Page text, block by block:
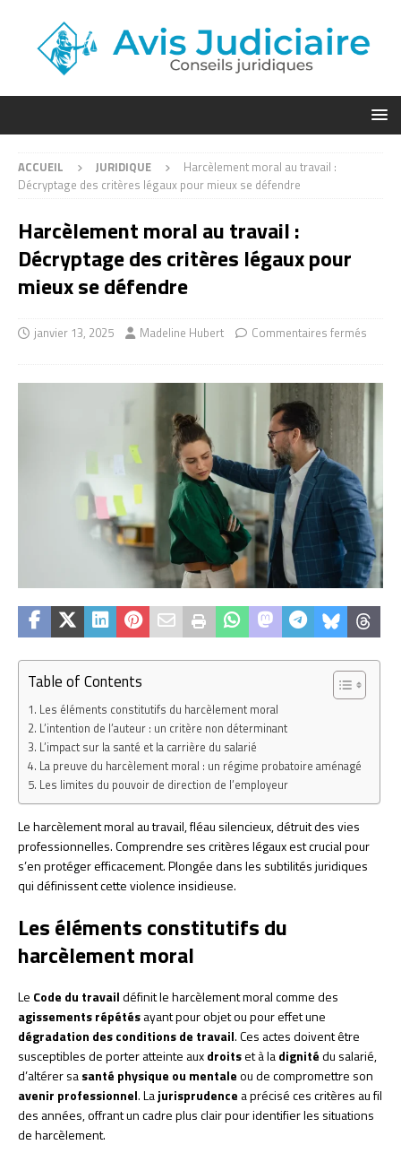
ACCUEIL JURIDIQUE
Harcèlement moral au travail :
Décryptage des critères légaux pour mieux se défendre
Harcèlement moral au travail :
Décryptage des critères légaux pour
mieux se défendre
janvier 13, 2025 Madeline Hubert Commentaires fermés
Table of Contents
Les éléments constitutifs du harcèlement moral
L’intention de l’auteur : un critère non déterminant
L’impact sur la santé et la carrière du salarié
La preuve du harcèlement moral : un régime probatoire aménagé
Les limites du pouvoir de direction de l’employeur
Le harcèlement moral au travail, fléau silencieux, détruit des vies
professionnelles. Comprendre ses critères légaux est crucial pour
s’en protéger efficacement. Plongée dans les subtilités juridiques
qui définissent cette violence insidieuse.
Les éléments constitutifs du
harcèlement moral
Le Code du travaildéfinit le harcèlement moral comme des
agissements répétésayant pour objet ou pour effet une
dégradation des conditions de travail. Ces actes doivent être
susceptibles de porter atteinte auxdroitset à ladignitédu salarié,
d’altérer sasanté physique ou mentaleou de compromettre son
avenir professionnel. Lajurisprudence a précisé ces critères au fil
des années, offrant un cadre plus clair pour identifier les situations
de harcèlement.